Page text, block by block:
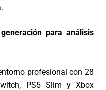
para análisis
profesional con 28
PS5 Slim y Xbox